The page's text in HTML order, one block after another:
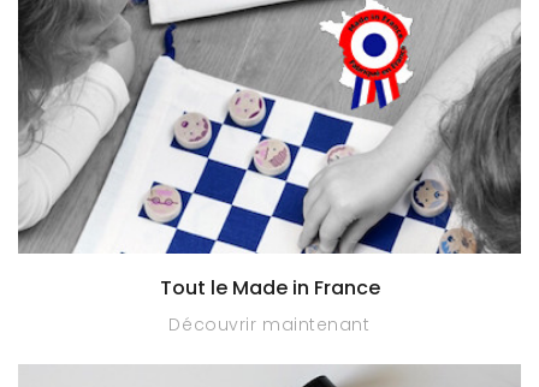
Tout le Made in France
Découvrir maintenant